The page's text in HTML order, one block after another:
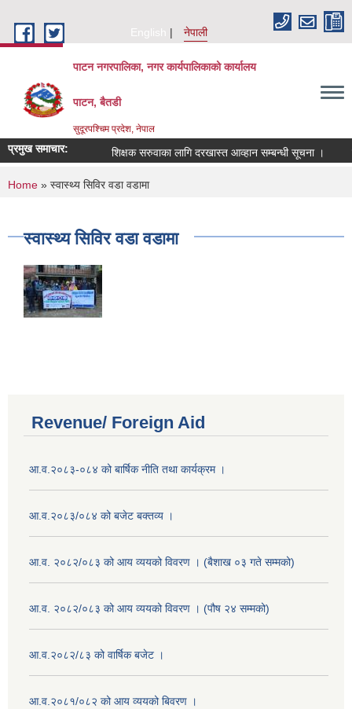
English
नेपाली
पाटन नगरपालिका, नगर कार्यपालिकाको कार्यालय
पाटन, बैतडी
सुदूरपश्चिम प्रदेश, नेपाल
प्रमुख समाचार: शिक्षक सरुवाका लागि दरखास्त आव्हान सम्बन्धी सूचना ।
You are here
Home » स्वास्थ्य सिविर वडा वडामा
स्वास्थ्य सिविर वडा वडामा
Revenue/ Foreign Aid
आ.व.२०८३-०८४ को बार्षिक नीति तथा कार्यक्रम ।
आ.व.२०८३/०८४ को बजेट बक्तव्य ।
आ.व. २०८२/०८३ को आय व्ययको विवरण । (बैशाख ०३ गते सम्मको)
आ.व. २०८२/०८३ को आय व्ययको विवरण । (पौष २४ सम्मको)
आ.व.२०८२/८३ को वार्षिक बजेट ।
आ.व.२०८१/०८२ को आय व्ययको बिवरण ।